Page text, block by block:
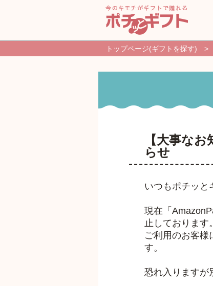
新規登録・ログイン
よくあるご質問
トップページ(ギフトを探す) >
【大事な
らせ
いつもポチッと
現在「
止しております。
ご利用のお客様
す。
恐れ入りますが